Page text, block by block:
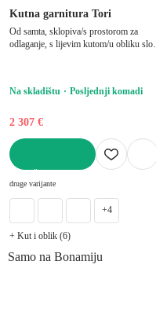
Kutna garnitura Tori
Od samta, sklopiva/s prostorom za
odlaganje, s lijevim kutom/u obliku
Na skladištu
Posljednji komadi
2 307 €
druge varijante
+4
+ Kut i oblik (6)
Samo na Bonamiju